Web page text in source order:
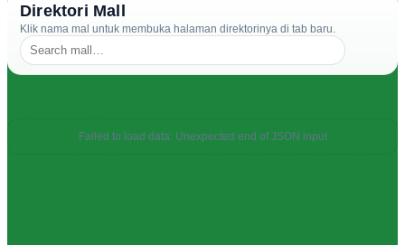
Direktori Mall
Klik nama mal untuk membuka halaman direktorinya di tab baru.
Failed to load data: Unexpected end of JSON input